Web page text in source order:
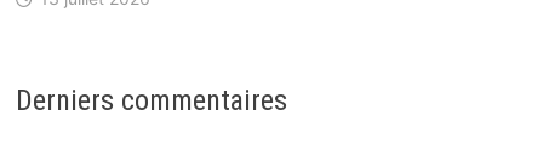
Derniers commentaires